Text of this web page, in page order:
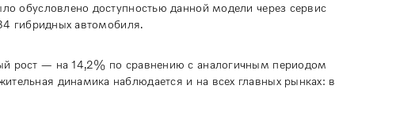
обусловлено доступностью данной модели через сервис
гибридных автомобиля.
рост — на 14,2% по сравнению с аналогичным периодом
динамика наблюдается и на всех главных рынках: в